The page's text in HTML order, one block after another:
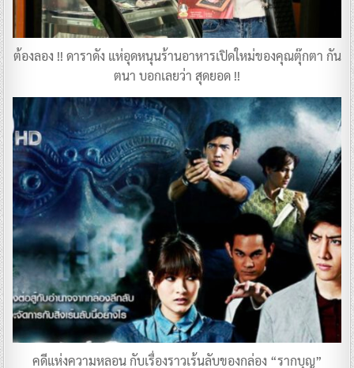
ต้องลอง !! ดาราดัง แห่อุดหนุนร้านอาหารเปิดใหม่ของคุณตุ๊กตา กัน
ตนา บอกเลยว่า สุดยอด !!
คดีแห่งความหลอน กับเรื่องราวเร้นลับของกล่อง “รากบุญ”